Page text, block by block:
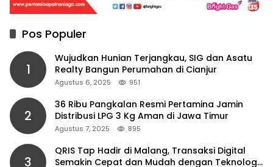
Pos Populer
1
Wujudkan Hunian Terjangkau, SIG dan Asatu
Realty Bangun Perumahan di Cianjur
Agustus 6, 2025 951
2
36 Ribu Pangkalan Resmi Pertamina Jamin
Distribusi LPG 3 Kg Aman di Jawa Timur
Agustus 7, 2025 895
3
QRIS Tap Hadir di Malang, Transaksi Digital
Semakin Cepat dan Mudah dengan Teknologi